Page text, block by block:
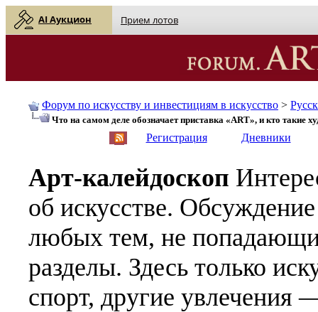
AI Аукцион Прием лотов
Форум по искусству и инвестициям в искусство >
Что на самом деле обозначает приставка «ART», и кто такие
Регистрация Дневники
Арт-калейдоскоп
об искусстве.
любых тем, не
разделы. Здесь только
спорт, другие увлечения